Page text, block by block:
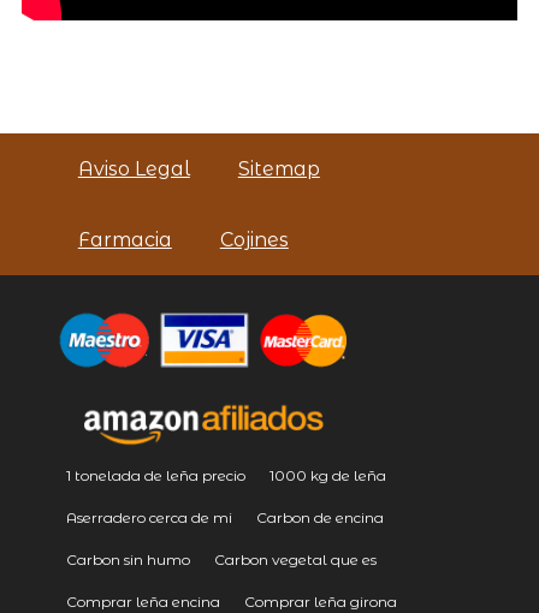
Aviso Legal Sitemap
Farmacia Cojines
1 tonelada de leña precio 1000 kg de leña
Aserradero cerca de mi Carbon de encina
Carbon sin humo Carbon vegetal que es
Comprar leña encina Comprar leña girona